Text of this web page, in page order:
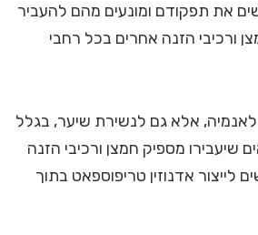
את תפקודם ומונעים מהם להעביר
ורכיבי הזנה אחרים בכל רחבי
לאנמיה, אלא גם לנשירת שיער, בגלל
שיעבירו מספיק חמצן ורכיבי הזנה
לייצור אדנוזין טריפוספאט בתוך